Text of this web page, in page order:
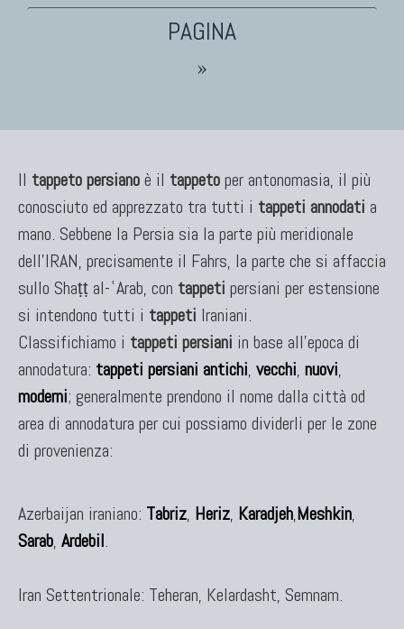
Tappeti Persiani Antichi
TAPPETI CLASSICI
Collezione Hyderabad
Collezione Peshawar
Collezione Agra
Collezione Zigler
TAPPETI CAUCASICI
Tappeti Caucasici Antichi : Shirvan
Tappeti Caucasici Vecchi E Nuovi
»
Il tappeto persianoè il tappetoper antonomasia, il più
conosciuto ed apprezzato tra tutti i tappeti annodati a
mano. Sebbene la Persia sia la parte più meridionale
dell'IRAN, precisamente il Fahrs, la parte che si affaccia
sullo Shaṭṭ al-ʿArab, con tappeti persiani per estensione
si intendono tutti i tappeti Iraniani.
Classifichiamo i tappeti persiani in base all'epoca di
annodatura: tappeti persiani antichi, vecchi, nuovi,
moderni; generalmente prendono il nome dalla città od
area di annodatura per cui possiamo dividerli per le zone
di provenienza:
Azerbaijan iraniano: Tabriz, Heriz, Karadjeh,Meshkin,
Sarab, Ardebil.
Iran Settentrionale: Teheran, Kelardasht, Semnam.